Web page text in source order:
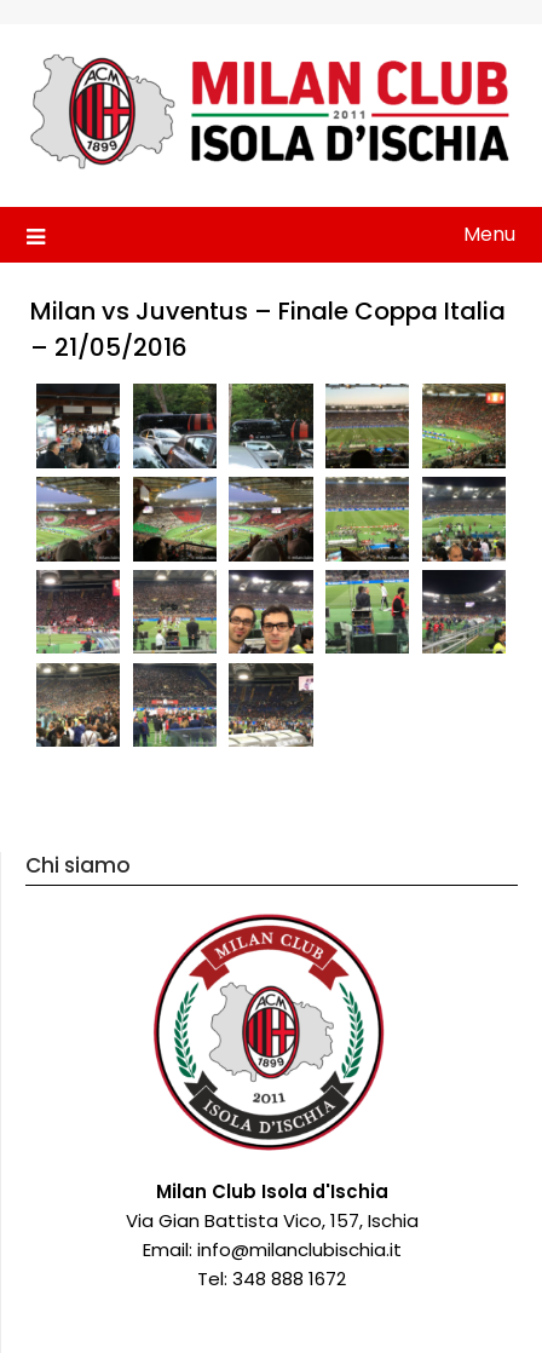
content
Menu
Milan vs Juventus – Finale Coppa Italia
– 21/05/2016
Chi siamo
Milan Club Isola d'Ischia
Via Gian Battista Vico, 157, Ischia
Email: info@milanclubischia.it
Tel: 348 888 1672